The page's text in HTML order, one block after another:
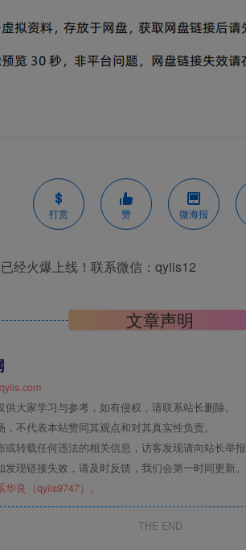
打赏 赞 微海报
经火爆上线！联系微信：qyiis12
文章声明
大家学习与参考，如有侵权，请联系站长删除。
不代表本站赞同其观点和对其真实性负责。
或转载任何违法的相关信息，访客发现请向站长举报
现链接失效，请及时反馈，我们会第一时间更新。
良（qyiis9747）。
THE END